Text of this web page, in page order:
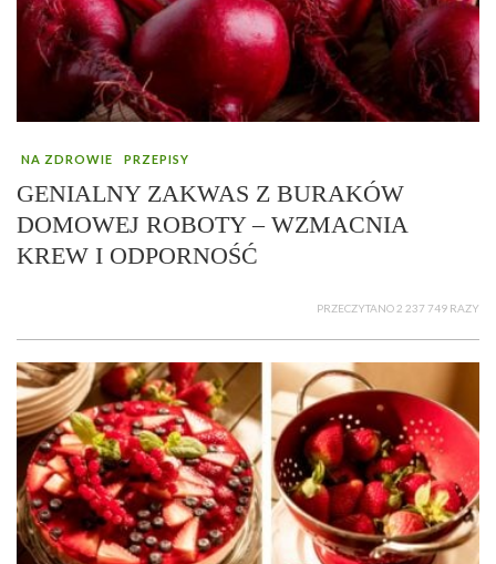
NA ZDROWIE PRZEPISY
GENIALNY ZAKWAS Z BURAKÓW
DOMOWEJ ROBOTY – WZMACNIA
KREW I ODPORNOŚĆ
PRZECZYTANO 2 237 749 RAZY